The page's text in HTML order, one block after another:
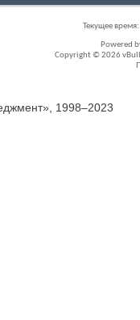
Текущее время:
Powered
Copyright © 2026
1998–2023